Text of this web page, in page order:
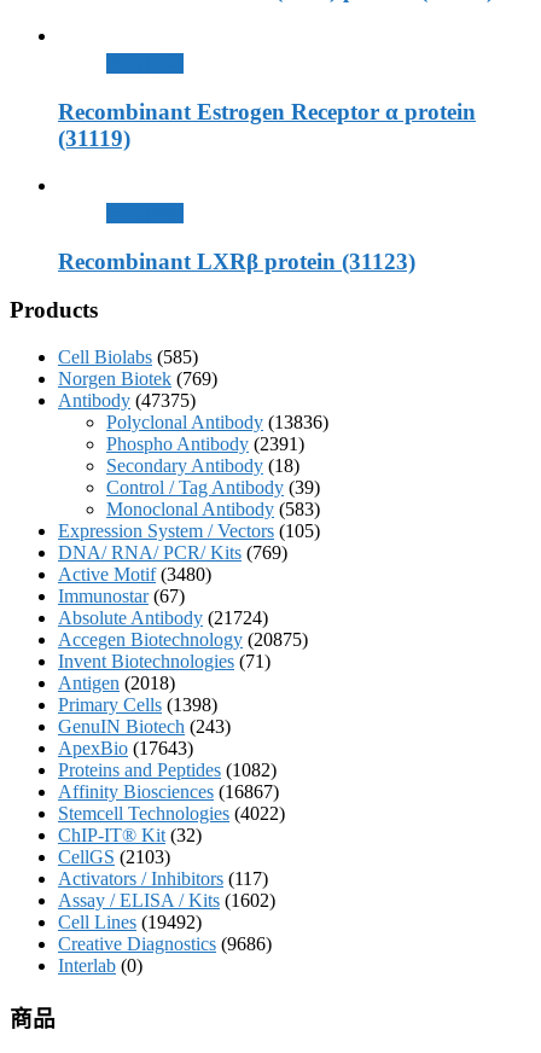
Recombinant Estrogen Receptor α protein
(31119)
Recombinant LXRβ protein (31123)
Products
Cell Biolabs (585)
Norgen Biotek (769)
Antibody (47375)
Polyclonal Antibody (13836)
Phospho Antibody (2391)
Secondary Antibody (18)
Control / Tag Antibody (39)
Monoclonal Antibody (583)
Expression System / Vectors (105)
DNA/ RNA/ PCR/ Kits (769)
Active Motif (3480)
Immunostar (67)
Absolute Antibody (21724)
Accegen Biotechnology (20875)
Invent Biotechnologies (71)
Antigen (2018)
Primary Cells (1398)
GenuIN Biotech (243)
ApexBio (17643)
Proteins and Peptides (1082)
Affinity Biosciences (16867)
Stemcell Technologies (4022)
ChIP-IT® Kit (32)
CellGS (2103)
Activators / Inhibitors (117)
Assay / ELISA / Kits (1602)
Cell Lines (19492)
Creative Diagnostics (9686)
Interlab (0)
商品